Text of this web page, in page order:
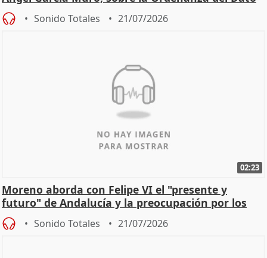
Sonido Totales 21/07/2026
02:23
Moreno aborda con Felipe VI el "presente y
futuro" de Andalucía y la preocupación por los
incendios
Sonido Totales 21/07/2026